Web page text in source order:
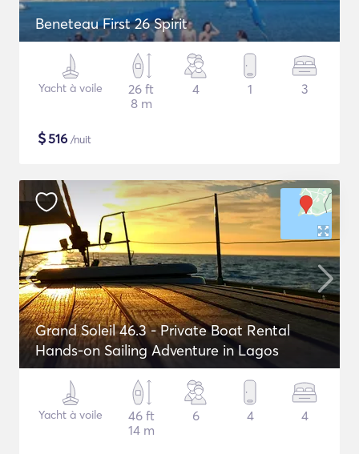
Beneteau First 26 Spirit
Yacht à voile
26 ft
8 m
4 1 3
$516 /nuit
Grand Soleil 46.3 - Private Boat Rental
Hands-on Sailing Adventure in Lagos
Yacht à voile
46 ft
14 m
6 4 4